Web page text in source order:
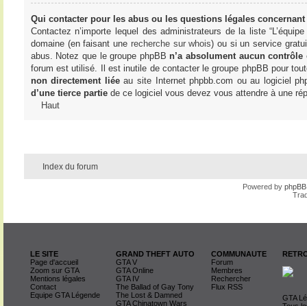
Qui contacter pour les abus ou les questions légales
Contactez n’importe lequel des administrateurs de la liste
domaine (en faisant une recherche sur whois) ou si un service
abus. Notez que le groupe phpBB n’a absolument aucun contrôle
forum est utilisé. Il est inutile de contacter le groupe phpBB pour
non directement liéeau site Internet phpbb.com ou au logiciel
d’une tierce partiede ce logiciel vous devez vous attendre à une
Haut
Index du forum
Powered by phpBB
LE SITE
Page d'accueil
Zoom sur GTA
Mentions légales
Contact
Equipe GTA Légende
GRAND THEFT AUTO
GTA V
GTA Online
GTA IV
The Ballad of Gay Tony
The Lost & Damned
GTA Chinatown Wars
COMMUNAUTE
Forum
Membres
Rechercher
Flux RSS
GTA